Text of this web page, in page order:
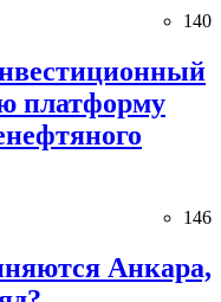
140
платформу
146
Анкара,